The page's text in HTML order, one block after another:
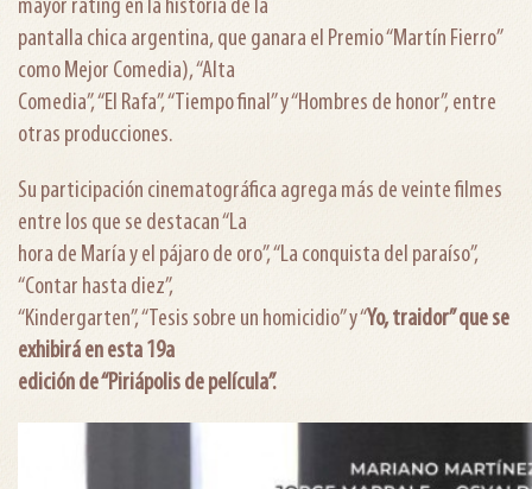
mayor rating en la historia de la
pantalla chica argentina, que ganara el Premio “Martín Fierro”
como Mejor Comedia), “Alta
Comedia”, “El Rafa”, “Tiempo final” y “Hombres de honor”, entre
otras producciones.
Su participación cinematográfica agrega más de veinte filmes
entre los que se destacan “La
hora de María y el pájaro de oro”, “La conquista del paraíso”,
“Contar hasta diez”,
“Kindergarten”, “Tesis sobre un homicidio” y “Yo, traidor” que se
exhibirá en esta 19a
edición de “Piriápolis de película”.